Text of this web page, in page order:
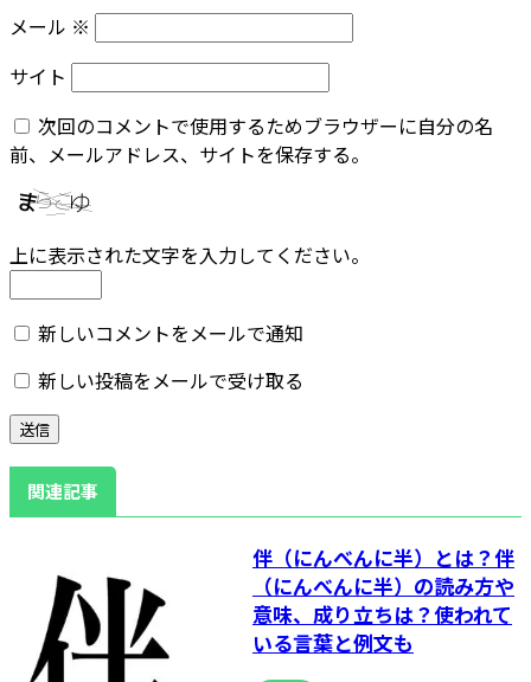
メール ※
サイト
次回のコメントで使用するためブラウザーに自分の名
前、メールアドレス、サイトを保存する。
上に表示された文字を入力してください。
新しいコメントをメールで通知
新しい投稿をメールで受け取る
関連記事
伴（にんべんに半）とは？伴
（にんべんに半）の読み方や
意味、成り立ちは？使われて
いる言葉と例文も